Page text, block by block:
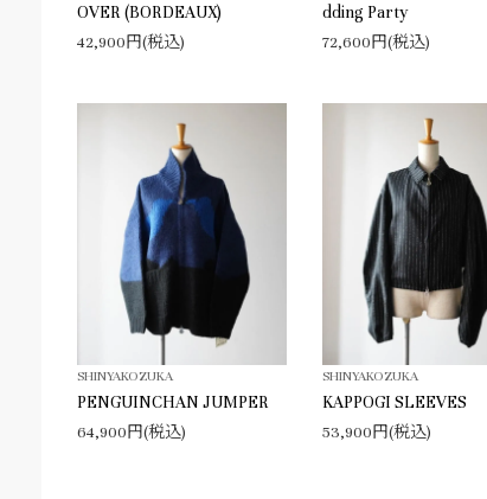
OVER (BORDEAUX)
42,900円(税込)
dding Party
72,600円(税込)
SHINYAKOZUKA
PENGUINCHAN JUMPER
64,900円(税込)
SHINYAKOZUKA
KAPPOGI SLEEVES
53,900円(税込)